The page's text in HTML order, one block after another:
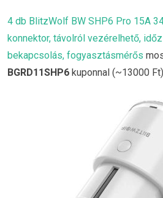
4 db BlitzWolf BW SHP6 Pro 15A
konnektor, távolról vezérelhető,
bekapcsolás, fogyasztásmérős
BGRD11SHP6 kuponnal (~13000